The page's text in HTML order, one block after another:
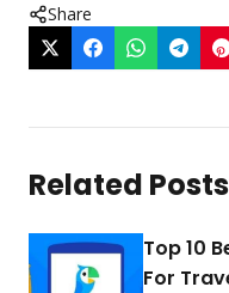
Share
Related Posts
Top 10
For